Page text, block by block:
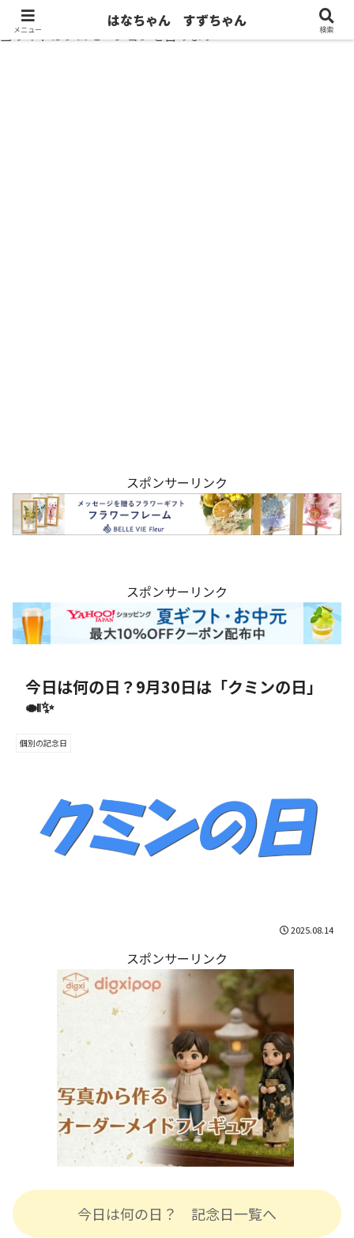
当サイトはプロモーションを含みます
スポンサーリンク
スポンサーリンク
今日は何の日？9月30日は「クミンの日」
🍛✨
個別の記念日
2025.08.14
スポンサーリンク
今日は何の日？ 記念日一覧へ
メニュー
はなちゃん すずちゃん
検索